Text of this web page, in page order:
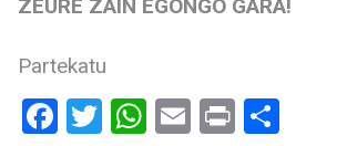
ZEURE ZAIN EGONGO GARA!
Partekatu
Facebook
Twitter
WhatsApp
Email
PrintShare